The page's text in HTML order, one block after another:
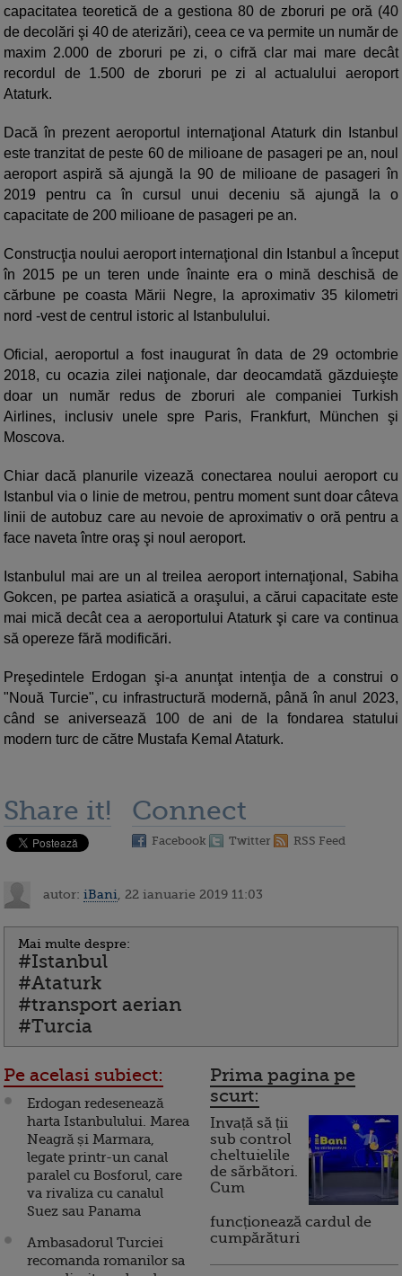
capacitatea teoretică de a gestiona 80 de zboruri pe oră (40
de decolări şi 40 de aterizări), ceea ce va permite un număr de
maxim 2.000 de zboruri pe zi, o cifră clar mai mare decât
recordul de 1.500 de zboruri pe zi al actualului aeroport
Ataturk.
Dacă în prezent aeroportul internaţional Ataturk din Istanbul
este tranzitat de peste 60 de milioane de pasageri pe an, noul
aeroport aspiră să ajungă la 90 de milioane de pasageri în
2019 pentru ca în cursul unui deceniu să ajungă la o
capacitate de 200 milioane de pasageri pe an.
Construcţia noului aeroport internaţional din Istanbul a început
în 2015 pe un teren unde înainte era o mină deschisă de
cărbune pe coasta Mării Negre, la aproximativ 35 kilometri
nord -vest de centrul istoric al Istanbulului.
Oficial, aeroportul a fost inaugurat în data de 29 octombrie
2018, cu ocazia zilei naţionale, dar deocamdată găzduieşte
doar un număr redus de zboruri ale companiei Turkish
Airlines, inclusiv unele spre Paris, Frankfurt, München şi
Moscova.
Chiar dacă planurile vizează conectarea noului aeroport cu
Istanbul via o linie de metrou, pentru moment sunt doar câteva
linii de autobuz care au nevoie de aproximativ o oră pentru a
face naveta între oraş şi noul aeroport.
Istanbulul mai are un al treilea aeroport internaţional, Sabiha
Gokcen, pe partea asiatică a oraşului, a cărui capacitate este
mai mică decât cea a aeroportului Ataturk şi care va continua
să opereze fără modificări.
Preşedintele Erdogan şi-a anunţat intenţia de a construi o
"Nouă Turcie", cu infrastructură modernă, până în anul 2023,
când se aniversează 100 de ani de la fondarea statului
modern turc de către Mustafa Kemal Ataturk.
Share it! Connect
Facebook Twitter RSS Feed
autor: iBani , 22 ianuarie 2019 11:03
Mai multe despre:
#Istanbul
#Ataturk
#transport aerian
#Turcia
Pe acelasi subiect:
Erdogan redesenează
harta Istanbulului. Marea
Neagră și Marmara,
legate printr-un canal
paralel cu Bosforul, care
va rivaliza cu canalul
Suez sau Panama
Ambasadorul Turciei
recomanda romanilor sa
Prima pagina pe
scurt:
Invață să ții
sub control
cheltuielile
de sărbători.
Cum
funcționează cardul de
cumpărături